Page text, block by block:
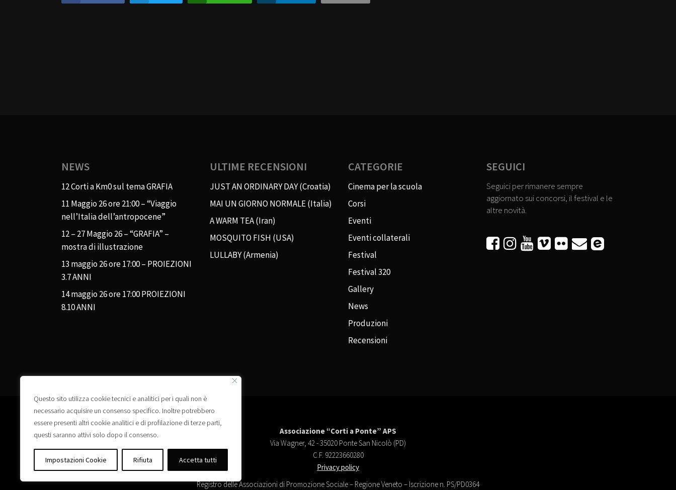
Questo sito utilizza cookie tecnici e analitici per i quali non è
necessario acquisire un consenso specifico. Inoltre potrebbero
essere presenti altri cookie analitici e di profilazione di terze parti,
questi saranno attivi solo dopo il consenso.
Impostazioni Cookie Rifiuta Accetta tutti
NEWS
12 Corti a Km0 sul tema GRAFIA
11 Maggio 26 ore 21:00 – “Viaggio
nell’Italia dell’antropocene”
12 – 27 Maggio 26 – “GRAFIA” –
mostra di illustrazione
13 maggio 26 ore 17:00 – PROIEZIONI
3.7 ANNI
14 maggio 26 ore 17:00 PROIEZIONI
8.10 ANNI
ULTIME RECENSIONI
JUST AN ORDINARY DAY (Croatia)
MAI UN GIORNO NORMALE (Italia)
A WARM TEA (Iran)
MOSQUITO FISH (USA)
LULLABY (Armenia)
CATEGORIE
Cinema per la scuola
Corsi
Eventi
Eventi collaterali
Festival
Festival 320
Gallery
News
Produzioni
Recensioni
SEGUICI
Seguici per rimanere sempre
aggiornato sui concorsi, il festival e le
altre novità.
     
Associazione “Corti a Ponte” APS
Via Wagner, 42 - 35020 Ponte San Nicolò (PD)
C.F. 92223660280
Privacy policy
Registro delle Associazioni di Promozione Sociale – Regione Veneto – Iscrizione n. PS/PD0364